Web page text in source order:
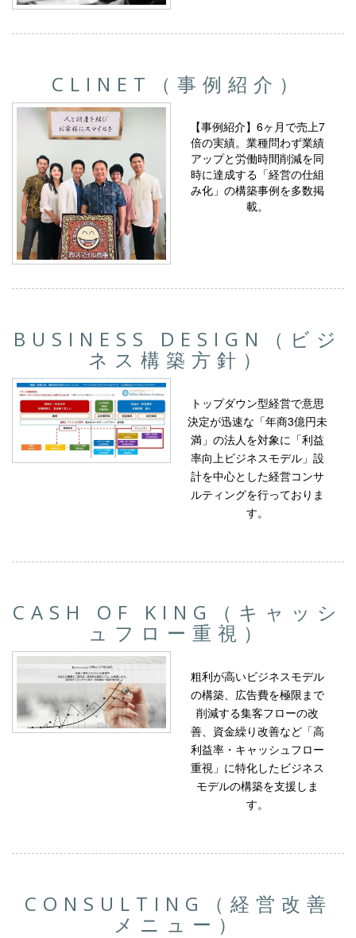
CLINET（事例紹介）
【事例紹介】6ヶ月で売上7
倍の実績。業種問わず業績
アップと労働時間削減を同
時に達成する「経営の仕組
み化」の構築事例を多数掲
載。
BUSINESS DESIGN（ビジ
ネス構築方針）
トップダウン型経営で意思
決定が迅速な「年商3億円未
満」の法人を対象に「利益
率向上ビジネスモデル」設
計を中心とした経営コンサ
ルティングを行っておりま
す。
CASH OF KING（キャッシ
ュフロー重視）
粗利が高いビジネスモデル
の構築、広告費を極限まで
削減する集客フローの改
善、資金繰り改善など「高
利益率・キャッシュフロー
重視」に特化したビジネス
モデルの構築を支援しま
す。
CONSULTING（経営改善
メニュー）